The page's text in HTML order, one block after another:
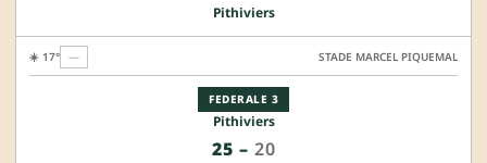
Pithiviers
FEDERALE 3
Pithiviers
25 – 20
☀️ 17° — STADE MARCEL PIQUEMAL